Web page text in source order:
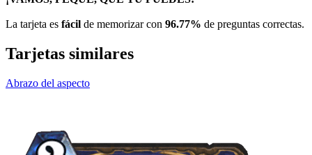
La tarjeta es fácil de memorizar con 96.77% de preguntas correctas.
Tarjetas similares
Abrazo del aspecto